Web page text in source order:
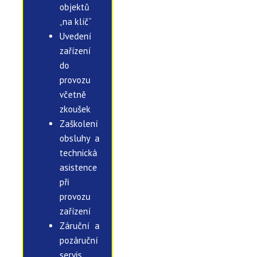
objektů
„na klíč“
Uvedení
zařízení
do
provozu
včetně
zkoušek
Zaškolení
obsluhy a
technická
asistence
při
provozu
zařízení
Záruční a
pozáruční
servis